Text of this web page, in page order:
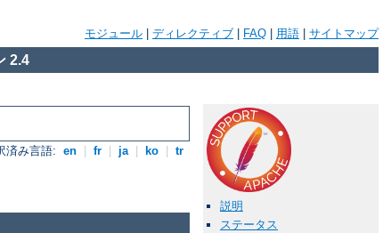
モジュール ディレクティブ FAQ 用語 サイトマップ
2.4
済み言語: en fr ja ko tr
説明
ステータス